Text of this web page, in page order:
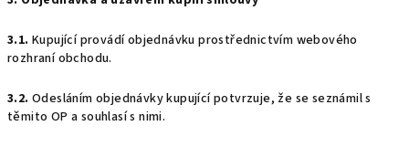
3.1. Kupující provádí objednávku prostřednictvím webového
rozhraní obchodu.
3.2. Odesláním objednávky kupující potvrzuje, že se seznámil s
těmito OP a souhlasí s nimi.